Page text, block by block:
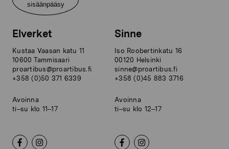
sisäänpääsy
Elverket
Kustaa Vaasan katu 11
10600 Tammisaari
proartibus@proartibus.fi
+358 (0)50 371 6339
Avoinna
ti–su klo 11–17
Sinne
Iso Roobertinkatu 16
00120 Helsinki
sinne@proartibus.fi
+358 (0)45 883 3716
Avoinna
ti–su klo 12–17